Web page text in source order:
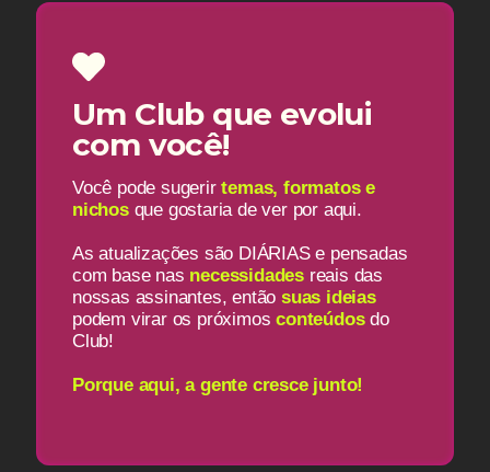
Um Club que evolui
com você!
Você pode sugerir temas, formatos e
nichosque gostaria de ver por aqui.
As atualizações são DIÁRIAS e pensadas
com base nas necessidades reais das
nossas assinantes, entãosuas ideias
podem virar os próximosconteúdosdo
Club!
Porque aqui, a gente cresce junto!